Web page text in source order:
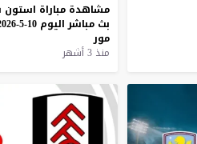
مشاهدة مباراة استون
بث مباشر اليوم 10-5-2026
مور
منذ 3 أشهر